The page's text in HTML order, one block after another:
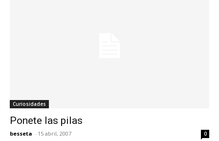
Curiosidades
Ponete las pilas
besseta - 15 abril, 2007 0